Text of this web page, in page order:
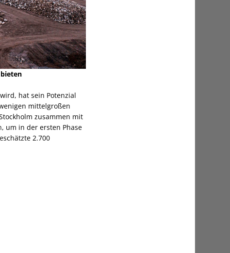
hat sein Potenzial
mittelgroßen
zusammen mit
um in der ersten Phase
2.700